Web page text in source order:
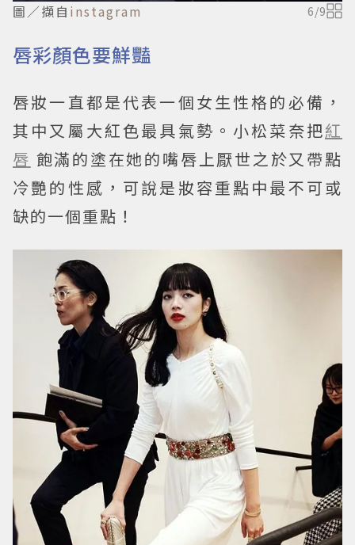
圖／擷自 instagram 6/9
唇彩顏色要鮮豔
唇妝一直都是代表一個女生性格的必備，
其中又屬大紅色最具氣勢。小松菜奈把紅
唇 飽滿的塗在她的嘴唇上厭世之於又帶點
冷艷的性感，可說是妝容重點中最不可或
缺的一個重點！